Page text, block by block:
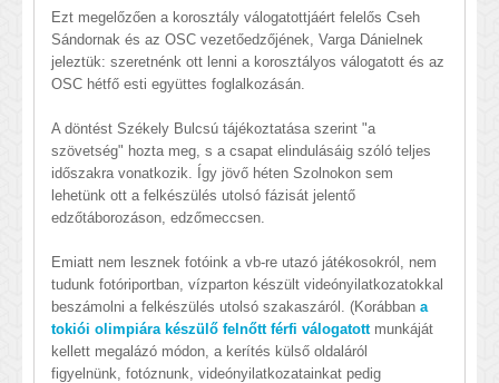
Ezt megelőzően a korosztály válogatottjáért felelős Cseh
Sándornak és az OSC vezetőedzőjének, Varga Dánielnek
jeleztük: szeretnénk ott lenni a korosztályos válogatott és az
OSC hétfő esti együttes foglalkozásán.
A döntést Székely Bulcsú tájékoztatása szerint "a
szövetség" hozta meg, s a csapat elindulásáig szóló teljes
időszakra vonatkozik. Így jövő héten Szolnokon sem
lehetünk ott a felkészülés utolsó fázisát jelentő
edzőtáborozáson, edzőmeccsen.
Emiatt nem lesznek fotóink a vb-re utazó játékosokról, nem
tudunk fotóriportban, vízparton készült videónyilatkozatokkal
beszámolni a felkészülés utolsó szakaszáról. (Korábban a
tokiói olimpiára készülő felnőtt férfi válogatottmunkáját
kellett megalázó módon, a kerítés külső oldaláról
figyelnünk, fotóznunk, videónyilatkozatainkat pedig